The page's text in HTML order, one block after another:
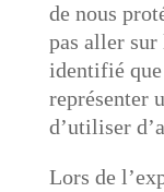
de nous
pas aller sur
identifié
représenter
d’utiliser
Lors de